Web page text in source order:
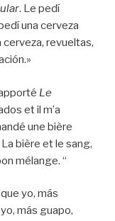
. Le pedí
una cerveza
cerveza, revueltas,
Le
et il m’a
une bière
bière et le sang,
mélange. “
yo, más
más guapo,